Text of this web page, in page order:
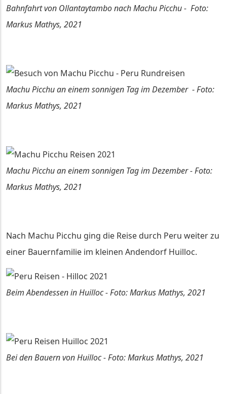
Bahnfahrt von Ollantaytambo nach Machu Picchu - Foto:
Markus Mathys, 2021
Machu Picchu an einem sonnigen Tag im Dezember -Foto:
Markus Mathys, 2021
Machu Picchu an einem sonnigen Tag im Dezember - Foto:
Markus Mathys, 2021
Nach Machu Picchu ging die Reise durch Peru weiter zu
einer Bauernfamilie im kleinen Andendorf Huilloc.
Beim Abendessen in Huilloc - Foto: Markus Mathys, 2021
Bei den Bauern von Huilloc - Foto: Markus Mathys, 2021